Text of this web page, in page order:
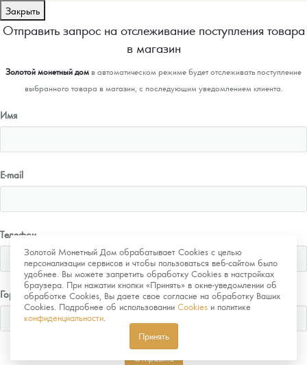
Золотой Монетный Дом обрабатывает Cookies с целью
персонализации сервисов и чтобы пользоваться веб-сайтом было
удобнее. Вы можете запретить обработку Cookies в настройках
браузера. При нажатии кнопки «Принять» в окне-уведомлении об
обработке Cookies, Вы даете свое согласие на обработку Ваших
Cookies. Подробнее об использовании Cookies и политике
конфиденциальности
Принять
Закрыть
Отправить запрос на отслеживание поступления товара
в магазин
Золотой монетный домв автоматическом режиме будет отслеживать поступление
выбранного товара в магазин, с последующим уведомлением клиента.
Имя
E-mail
Телефон
Город
Отправить